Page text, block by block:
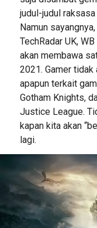
judul-judul
Namun
TechRadar UK,
akan membawa
2021. Gamer
apapun terkait
Gotham Knights,
Justice League.
kapan kita akan
lagi.